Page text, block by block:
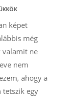
képet
még
valamit ne
nem
ahogy a
tetszik egy